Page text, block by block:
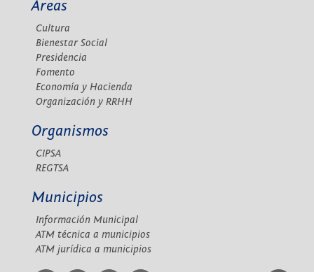
Áreas
Cultura
Bienestar Social
Presidencia
Fomento
Economía y Hacienda
Organización y RRHH
Organismos
CIPSA
REGTSA
Municipios
Información Municipal
ATM técnica a municipios
ATM jurídica a municipios